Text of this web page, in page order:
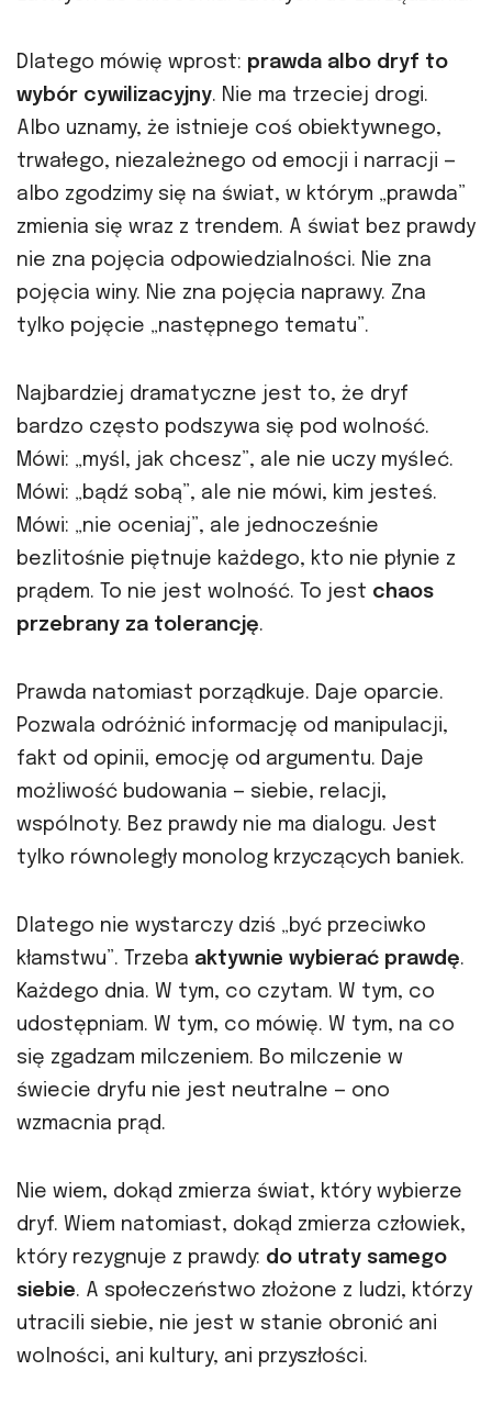
Dlatego mówię wprost: prawda albo dryf to
wybór cywilizacyjny. Nie ma trzeciej drogi.
Albo uznamy, że istnieje coś obiektywnego,
trwałego, niezależnego od emocji i narracji —
albo zgodzimy się na świat, w którym „prawda”
zmienia się wraz z trendem. A świat bez prawdy
nie zna pojęcia odpowiedzialności. Nie zna
pojęcia winy. Nie zna pojęcia naprawy. Zna
tylko pojęcie „następnego tematu”.
Najbardziej dramatyczne jest to, że dryf
bardzo często podszywa się pod wolność.
Mówi: „myśl, jak chcesz”, ale nie uczy myśleć.
Mówi: „bądź sobą”, ale nie mówi, kim jesteś.
Mówi: „nie oceniaj”, ale jednocześnie
bezlitośnie piętnuje każdego, kto nie płynie z
prądem. To nie jest wolność. To jest chaos
przebrany za tolerancję.
Prawda natomiast porządkuje. Daje oparcie.
Pozwala odróżnić informację od manipulacji,
fakt od opinii, emocję od argumentu. Daje
możliwość budowania — siebie, relacji,
wspólnoty. Bez prawdy nie ma dialogu. Jest
tylko równoległy monolog krzyczących baniek.
Dlatego nie wystarczy dziś „być przeciwko
kłamstwu”. Trzeba aktywnie wybierać prawdę.
Każdego dnia. W tym, co czytam. W tym, co
udostępniam. W tym, co mówię. W tym, na co
się zgadzam milczeniem. Bo milczenie w
świecie dryfu nie jest neutralne — ono
wzmacnia prąd.
Nie wiem, dokąd zmierza świat, który wybierze
dryf. Wiem natomiast, dokąd zmierza człowiek,
który rezygnuje z prawdy: do utraty samego
siebie. A społeczeństwo złożone z ludzi, którzy
utracili siebie, nie jest w stanie obronić ani
wolności, ani kultury, ani przyszłości.